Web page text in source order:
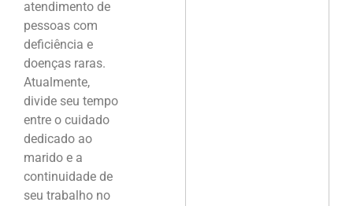
atendimento de
pessoas com
deficiência e
doenças raras.
Atualmente,
divide seu tempo
entre o cuidado
dedicado ao
marido e a
continuidade de
seu trabalho no